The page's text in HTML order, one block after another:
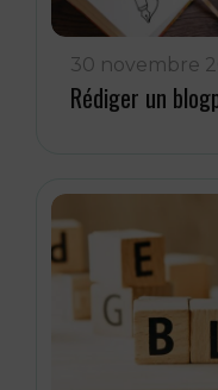
30 novembre
Rédiger un